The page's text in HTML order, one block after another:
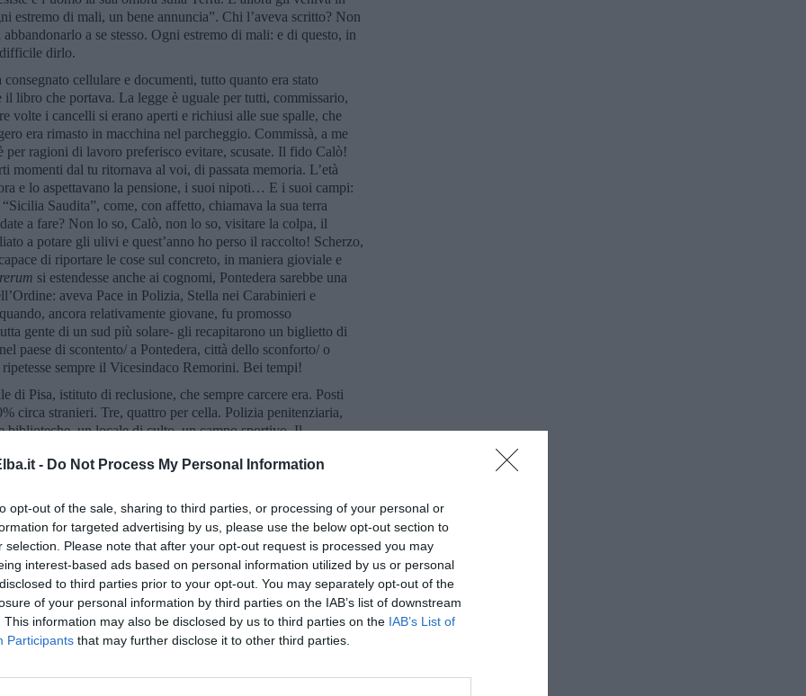
- Do Not Process My Personal Information
opt-out of the sale, sharing to third parties, or processing of your personal or
for targeted advertising by us, please use the below opt-out section to
selection. Please note that after your opt-out request is processed you may
interest-based ads based on personal information utilized by us or personal
to third parties prior to your opt-out. You may separately opt-out of the
of your personal information by third parties on the IAB’s list of downstream
This information may also be disclosed by us to third parties on the IAB’s List of
Participants that may further disclose it to other third parties.
estremo di mali, un bene annuncia”. Chi l’aveva scritto? Non
a se stesso. Ogni estremo di mali: e di questo, in
difficile dirlo.
cellulare e documenti, tutto quanto era stato
libro che portava. La legge è uguale per tutti, commissario,
volte i cancelli si erano aperti e richiusi alle sue spalle, che
era rimasto in macchina nel parcheggio. Commissà, a me
per ragioni di lavoro preferisco evitare, scusate. Il fido Calò!
momenti dal tu ritornava al voi, di passata memoria. L’età
e lo aspettavano la pensione, i suoi nipoti… E i suoi campi:
Saudita”, come, con affetto, chiamava la sua terra
a fare? Non lo so, Calò, non lo so, visitare la colpa, il
a potare gli ulivi e quest’anno ho perso il raccolto! Scherzo,
di riportare le cose sul concreto, in maniera gioviale e
si estendesse anche ai cognomi, Pontedera sarebbe una
aveva Pace in Polizia, Stella nei Carabinieri e
ancora relativamente giovane, fu promosso
gente di un sud più solare- gli recapitarono un biglietto di
paese di scontento/ a Pontedera, città dello sconforto/ o
sempre il Vicesindaco Remorini. Bei tempi!
di Pisa, istituto di reclusione, che sempre carcere era. Posti
circa stranieri. Tre, quattro per cella. Polizia penitenziaria,
biblioteche, un locale di culto, un campo sportivo. Il
settore femminile, 29 recluse, e aspettava.
da quando, con il contributo degli amministratori locali,
con il fondo sintetico, giocando una partita contro i
di Pisa e rimediato, nel senso di subìto, un fallo con
lungo la gamba destra, al limite del reato penale. L’incontro
con un rigore assegnato alla squadra del Don Bosco, regalato
agonistico! Era per solidarietà.
carceraria, che rimase sulla porta, una reclusa, che il
Magra, non appariscente, ma ben curata compatibilmente
dalla psicoterapeuta che aveva parlato qualche
la dottoressa ricordò al visitatore che quell’incontro faceva
e che li avrebbe lasciati a parlare per un’ora circa.
che disse, sono qui accanto, bussi alla porta a colloquio